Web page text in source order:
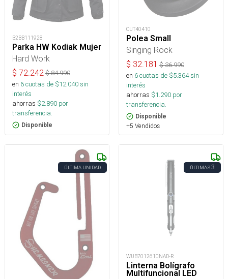
B2BB111928
Parka HW Kodiak Mujer
Hard Work
$ 72.242 $84.990
en 6cuotas de $12.040sin
interés
ahorras $2.890 por
transferencia.
Disponible
OUT40410
Polea Small
Singing Rock
$ 32.181 $36.990
en 6cuotas de $5.364sin
interés
ahorras $1.290 por
transferencia.
Disponible
+5 Vendidos
ÚLTIMA UNIDAD ÚLTIMAS3
WUB7012610NAD-R
Linterna Bolígrafo
Multifuncional LED